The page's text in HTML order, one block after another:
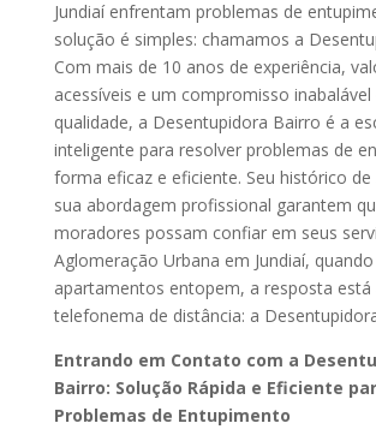
Jundiaí enfrentam problemas de
solução é simples: chamamos a
Com mais de 10 anos de experiência,
acessíveis e um compromisso
qualidade, a Desentupidora Bairro é a
inteligente para resolver problemas de
forma eficaz e eficiente. Seu histórico de
sua abordagem profissional garantem
moradores possam confiar em seus
Aglomeração Urbana em Jundiaí,
apartamentos entopem, a resposta está
telefonema de distância: a
Entrando em Contato com a
Bairro: Solução Rápida e Eficiente
Problemas de Entupimento